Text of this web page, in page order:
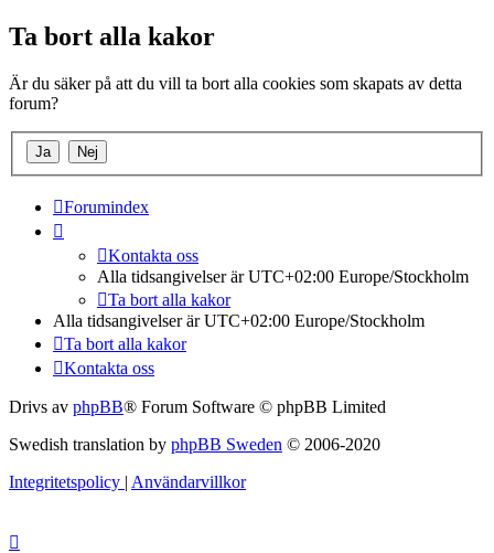
Ta bort alla kakor
Är du säker på att du vill ta bort alla cookies som skapats av detta
forum?
Forumindex
Kontakta oss
Alla tidsangivelser är UTC+02:00 Europe/Stockholm
Ta bort alla kakor
Alla tidsangivelser är UTC+02:00 Europe/Stockholm
Ta bort alla kakor
Kontakta oss
Drivs av phpBB® Forum Software © phpBB Limited
Swedish translation by phpBB Sweden © 2006-2020
Integritetspolicy | Användarvillkor